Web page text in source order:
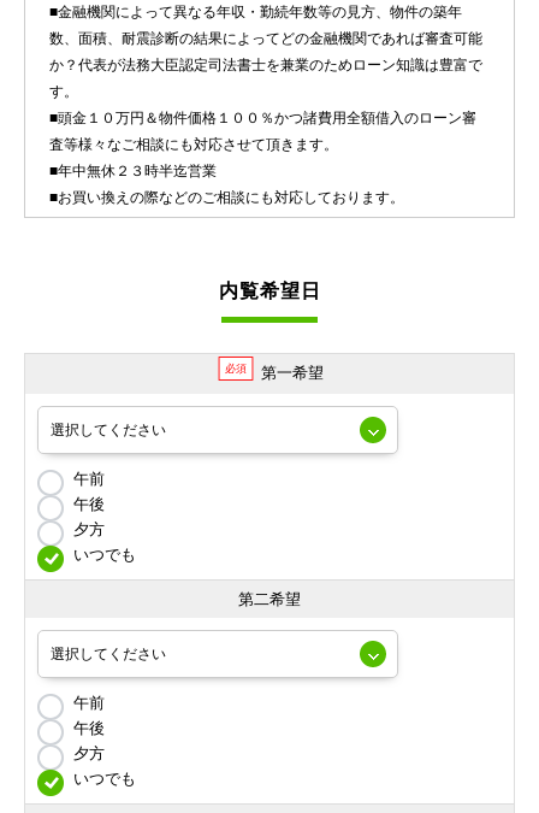
■金融機関によって異なる年収・勤続年数等の見方、物件の築年
数、面積、耐震診断の結果によってどの金融機関であれば審査可能
か？代表が法務大臣認定司法書士を兼業のためローン知識は豊富で
す。
■頭金１０万円＆物件価格１００％かつ諸費用全額借入のローン審
査等様々なご相談にも対応させて頂きます。
■年中無休２３時半迄営業
■お買い換えの際などのご相談にも対応しております。
内覧希望日
必須 第一希望
午前
午後
夕方
いつでも
第二希望
午前
午後
夕方
いつでも